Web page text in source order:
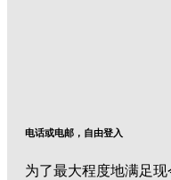
电话或电邮，自由登入
为了最大程度地满足